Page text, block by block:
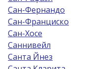
Сан-Фернандо
Сан-Франциско
Сан-Хосе
Саннивейл
Санта Йнез